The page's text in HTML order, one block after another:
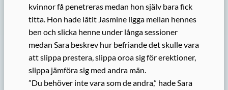
kvinnor få penetreras medan hon själv bara fick
titta. Hon hade låtit Jasmine ligga mellan hennes
ben och slicka henne under långa sessioner
medan Sara beskrev hur befriande det skulle vara
att slippa prestera, slippa oroa sig för erektioner,
slippa jämföra sig med andra män.
”Du behöver inte vara som de andra,” hade Sara